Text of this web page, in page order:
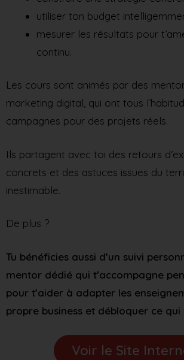
utiliser ton budget
mesurer les résultats pour
continu.
Les cours sont animés par des
marketing digital, qui ont tous
campagnes pour des projets réels.
Ils partagent avec toi des retours
concrets et des astuces issues du
inestimable.
De plus ?
Tu bénéficies aussi d’un suivi
mentor dédié qui t’accompagne
pour t’aider à adapter les
propre business et débloquer ce qui
Voir le Site